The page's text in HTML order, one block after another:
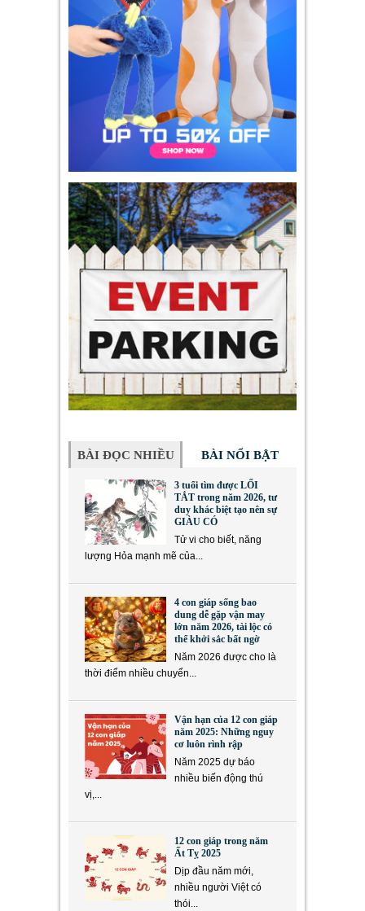
BÀI ĐỌC NHIỀU BÀI NỔI BẬT
3 tuổi tìm được LỐI
TẮT trong năm 2026, tư
duy khác biệt tạo nên sự
GIÀU CÓ
Tử vi cho biết, năng
lượng Hỏa mạnh mẽ của...
4 con giáp sống bao
dung dễ gặp vận may
lớn năm 2026, tài lộc có
thể khởi sắc bất ngờ
Năm 2026 được cho là
thời điểm nhiều chuyển...
Vận hạn của 12 con giáp
năm 2025: Những nguy
cơ luôn rình rập
Năm 2025 dự báo
nhiều biến động thú
vị,...
12 con giáp trong năm
Ất Tỵ 2025
Dịp đầu năm mới,
nhiều người Việt có
thói...